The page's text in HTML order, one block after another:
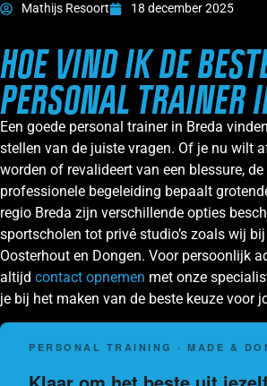
Mathijs Resoort 18 december 2025
HOE VIND IK DE
PERSONAL TRAINER
Een goede personal trainer in Breda
stellen van de juiste vragen. Of je nu wilt
worden of revalideert van een blessure,
professionele begeleiding bepaalt
regio Breda zijn verschillende opties
sportscholen tot privé studio’s zoals wij
Oosterhout en Dongen. Voor persoonlijk
altijd contact opnemen met onze
je bij het maken van de beste keuze voor
PERSONAL TRAINING · MADE &